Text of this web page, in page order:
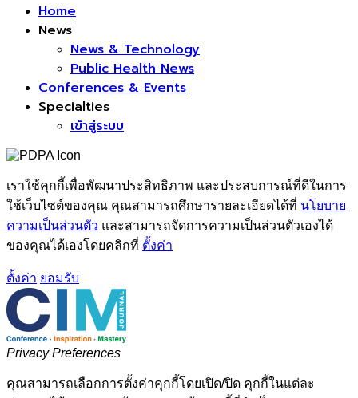
Home
News
News & Technology
Public Health News
Conferences & Events
Specialties
เข้าสู่ระบบ
เราใช้คุกกี้เพื่อพัฒนาประสิทธิภาพ และประสบการณ์ที่ดีในการ
ใช้เว็บไซต์ของคุณ คุณสามารถศึกษารายละเอียดได้ที่ นโยบาย
ความเป็นส่วนตัว และสามารถจัดการความเป็นส่วนตัวเองได้
ของคุณได้เองโดยคลิกที่ ตั้งค่า
ตั้งค่า ยอมรับ
Privacy Preferences
คุณสามารถเลือกการตั้งค่าคุกกี้โดยเปิด/ปิด คุกกี้ในแต่ละ